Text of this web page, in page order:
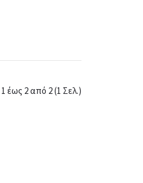
+Αγαπημένο
έως 2 από 2 (1 Σελ.)